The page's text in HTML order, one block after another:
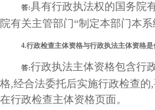
答:具有行政执法权的国务院
院有关主管部门“制定本部门本
4.行政检查主体资格与行政执法主体资格
答:行政执法主体资格包含行
格,经合法委托后实施行政检查
在行政检查主体资格页面。